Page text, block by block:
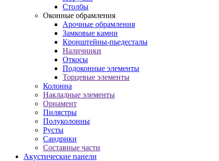
Столбы
Оконные обрамления
Арочные обрамления
Замковые камни
Кронштейны-пьедесталы
Наличники
Откосы
Подоконные элементы
Торцевые элементы
Колонна
Накладные элементы
Орнамент
Пилястры
Полуколонны
Русты
Сандрики
Составные части
Акустические панели